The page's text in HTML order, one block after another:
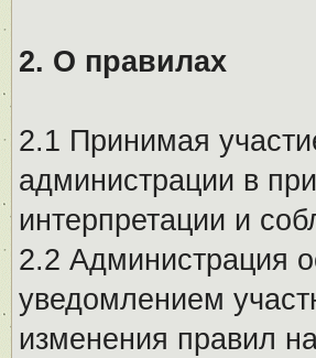
2. О правилах
2.1 Принимая
администрации в
интерпретации и
2.2 Администрация
уведомлением
изменения правил